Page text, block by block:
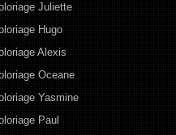
Juliette
Hugo
Alexis
Oceane
Yasmine
Paul